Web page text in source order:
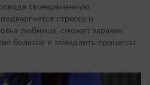
своевременную
стрессу и
любимца, сможет заранее
болезни и замедлить процессы